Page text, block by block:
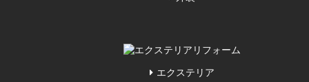
エクステリア